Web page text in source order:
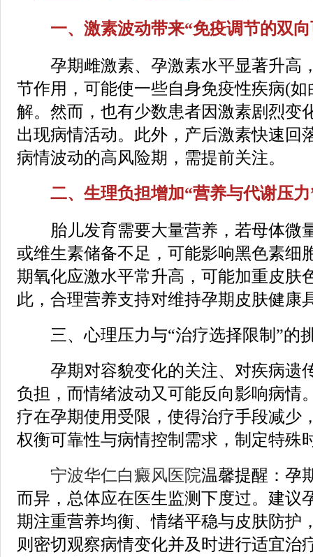
一、激素波动带来“免疫调节的双向
孕期雌激素、孕激素水平显著升高
节作用，可能使一些自身免疫性疾病(
解。然而，也有少数患者因激素剧烈变
出现病情活动。此外，产后激素快速回
病情波动的高风险期，需提前关注。
二、生理负担增加“营养与代谢压力
胎儿发育需要大量营养，若母体微
或维生素储备不足，可能影响黑色素细
期氧化应激水平常升高，可能加重皮肤
此，合理营养支持对维持孕期皮肤健康
三、心理压力与“治疗选择限制”的
孕期对容貌变化的关注、对疾病遗
负担，而情绪波动又可能反向影响病情
疗在孕期使用受限，使得治疗手段减少
权衡可靠性与病情控制需求，制定特殊
宁波华仁白癜风医院温馨提醒：孕
而异，总体应在医生监测下度过。建议
期注重营养均衡、情绪平稳与皮肤防护
则密切观察病情变化并及时进行适宜治